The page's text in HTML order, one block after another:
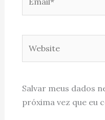
Salvar meus dados
próxima vez que eu